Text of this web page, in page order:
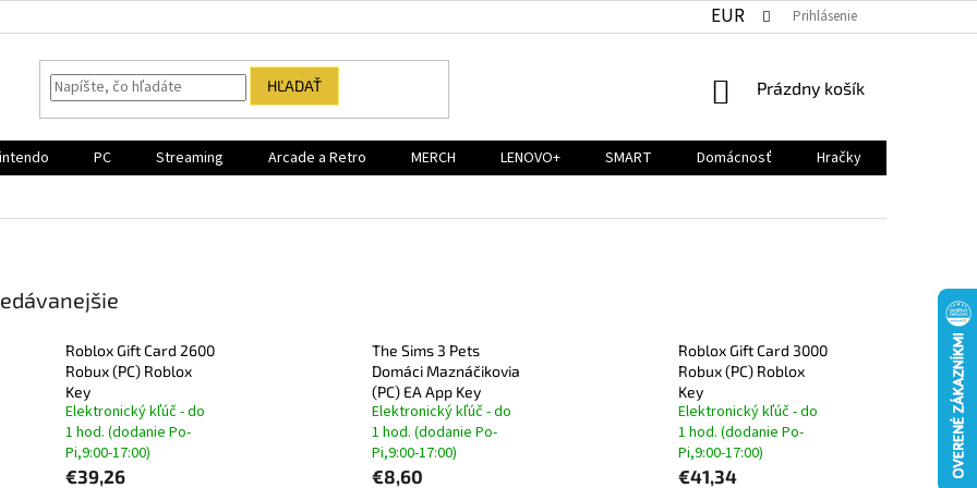
EUR Prihlásenie
HĽADAŤ
NÁKUPNÝ
Prázdny košík
PC Streaming Arcade a Retro MERCH LENOVO+ SMART Domácnosť
Hračky
Roblox Gift Card 2600
Robux (PC) Roblox
Key
Elektronický kľúč - do
1 hod. (dodanie Po-
Pi,9:00-17:00)
€39,26
The Sims 3 Pets
Domáci Maznáčikovia
(PC) EA App Key
Elektronický kľúč - do
1 hod. (dodanie Po-
Pi,9:00-17:00)
€8,60
Roblox Gift Card 3000
Robux (PC) Roblox
Key
Elektronický kľúč - do
1 hod. (dodanie Po-
Pi,9:00-17:00)
€41,34